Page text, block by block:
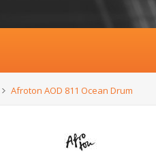
Afroton AOD 811 Ocean Drum